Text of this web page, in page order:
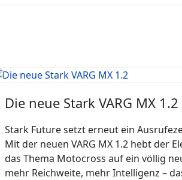
Die neue Stark VARG MX 1.2
Stark Future setzt erneut ein
Mit der neuen VARG MX 1.2 hebt der
das Thema Motocross auf ein völlig
mehr Reichweite, mehr Intelligenz –